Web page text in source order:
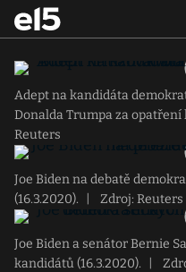
Adept na kandidáta
Donalda Trumpa za
Reuters
Joe Biden na debatě
(16.3.2020).
Zdroj: Reuters
Joe Biden a senátor Bernie
kandidátů (16.3.2020).